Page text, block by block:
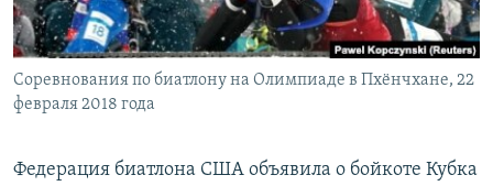
English
Русский
Соревнования по биатлону на Олимпиаде в Пхёнчхане, 22
февраля 2018 года
Федерация биатлона США объявила о бойкоте Кубка